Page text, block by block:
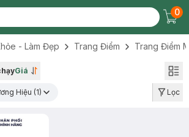
0
- Làm Đẹp Trang Điểm Trang Điểm
Giá
Hiệu (1) Lọc